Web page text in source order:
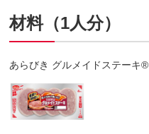
材料（1人分）
あらびき グルメイドステーキ®